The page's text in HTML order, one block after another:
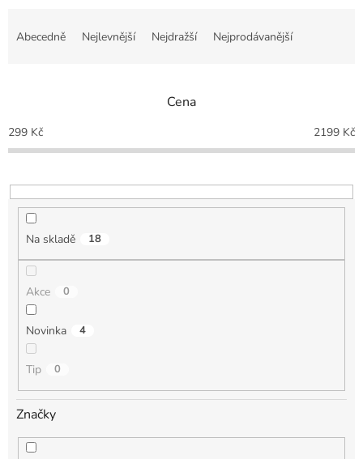
p
r
o
u
Abecedně Nejlevnější Nejdražší Nejprodávanější
Cena
299 Kč 2199 Kč
Na skladě 18
Akce 0
Novinka 4
Tip 0
Značky